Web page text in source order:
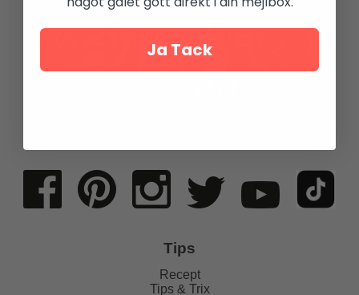
Tips
Recept
Tips & Trix
Ja Tack